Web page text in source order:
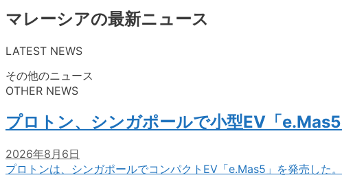
マレーシアの最新ニュース
LATEST NEWS
その他のニュース
OTHER NEWS
プロトン、シンガポールで小型EV「
2026年8月6日
プロトンは、シンガポールでコンパクトEV「e.Mas5」を発売した